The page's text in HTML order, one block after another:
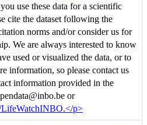
use these data for a scientific
cite the dataset following the
norms and/or consider us for
We are always interested to know
used or visualized the data, or to
information, so please contact us
information provided in the
or
LifeWatchINBO.</p>